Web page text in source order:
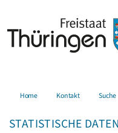
Home Kontakt Suche
STATISTISCHE DATEN